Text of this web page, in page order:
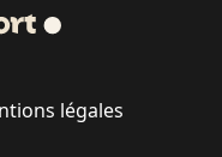
légales